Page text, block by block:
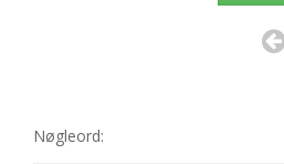
Nøgleord: